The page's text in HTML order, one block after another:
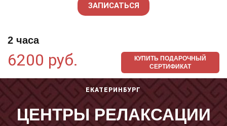
ЗАПИСАТЬСЯ
2 часа
6200 руб.
КУПИТЬ ПОДАРОЧНЫЙ
СЕРТИФИКАТ
ЕКАТЕРИНБУРГ
ЦЕНТРЫ РЕЛАКСАЦИИ